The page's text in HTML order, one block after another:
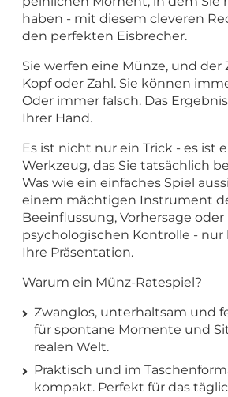
haben - mit diesem cleveren
den perfekten Eisbrecher.
Sie werfen eine Münze, und der
Kopf oder Zahl. Sie können
Oder immer falsch. Das
Ihrer Hand.
Es ist nicht nur ein Trick - es ist
Werkzeug, das Sie tatsächlich
Was wie ein einfaches Spiel
einem mächtigen Instrument
Beeinflussung, Vorhersage oder
psychologischen Kontrolle -
Ihre Präsentation.
Warum ein Münz-Ratespiel?
Zwanglos, unterhaltsam und
für spontane Momente und
realen Welt.
Praktisch und im
kompakt. Perfekt für das